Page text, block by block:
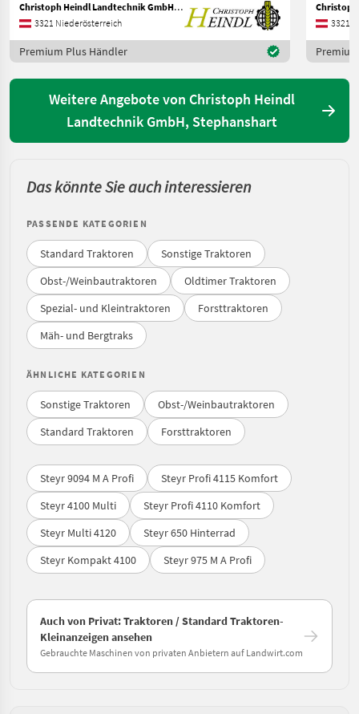
Christoph Heindl Landtechnik GmbH, Stephanshart
3321 Niederösterreich
Premium Plus Händler
3321
Weitere Angebote von Christoph Heindl
Landtechnik GmbH, Stephanshart
Das könnte Sie auch interessieren
PASSENDE KATEGORIEN
Standard Traktoren
Sonstige Traktoren
Obst-/Weinbautraktoren
Oldtimer Traktoren
Spezial- und Kleintraktoren
Forsttraktoren
Mäh- und Bergtraks
ÄHNLICHE KATEGORIEN
Sonstige Traktoren
Obst-/Weinbautraktoren
Standard Traktoren
Forsttraktoren
Steyr 9094 M A Profi
Steyr Profi 4115 Komfort
Steyr 4100 Multi
Steyr Profi 4110 Komfort
Steyr Multi 4120
Steyr 650 Hinterrad
Steyr Kompakt 4100
Steyr 975 M A Profi
Auch von Privat: Traktoren / Standard Traktoren-
Kleinanzeigen ansehen
Gebrauchte Maschinen von privaten Anbietern auf Landwirt.com